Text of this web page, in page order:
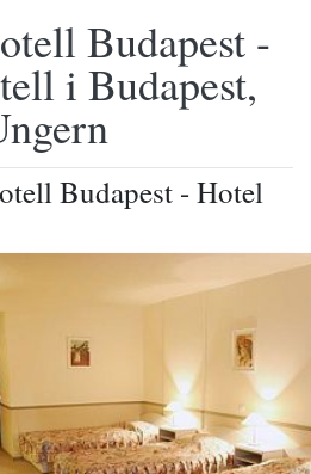
Budapest -
i Budapest,
Budapest - Hotel